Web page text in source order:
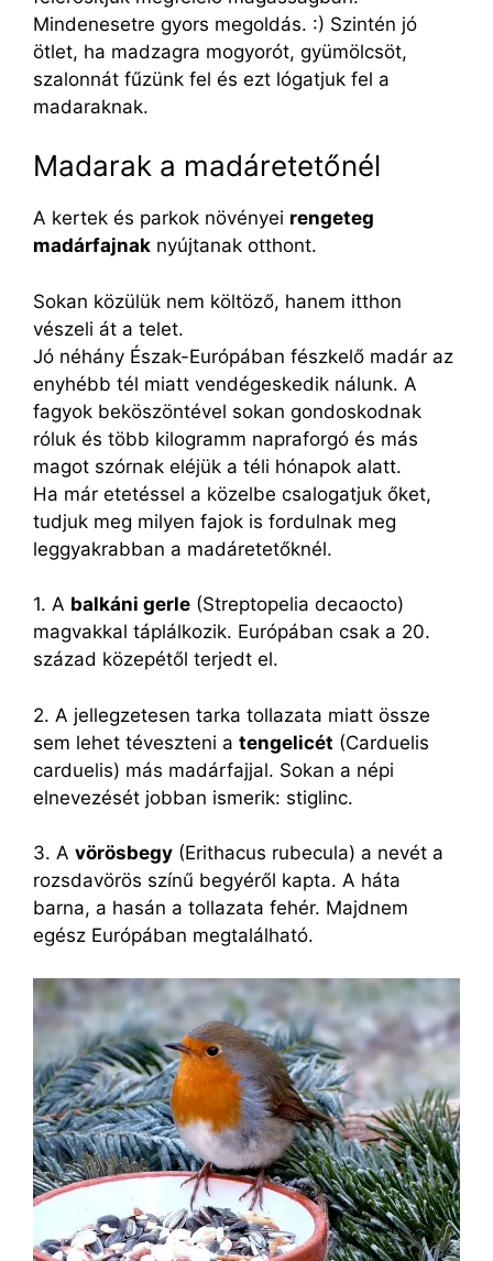
Mindenesetre gyors megoldás. :) Szintén jó
ötlet, ha madzagra mogyorót, gyümölcsöt,
szalonnát fűzünk fel és ezt lógatjuk fel a
madaraknak.
Madarak a madáretetőnél
A kertek és parkok növényei rengeteg
madárfajnak nyújtanak otthont.
Sokan közülük nem költöző, hanem itthon
vészeli át a telet.
Jó néhány Észak-Európában fészkelő madár az
enyhébb tél miatt vendégeskedik nálunk. A
fagyok beköszöntével sokan gondoskodnak
róluk és több kilogramm napraforgó és más
magot szórnak eléjük a téli hónapok alatt.
Ha már etetéssel a közelbe csalogatjuk őket,
tudjuk meg milyen fajok is fordulnak meg
leggyakrabban a madáretetőknél.
1. A balkáni gerle (Streptopelia decaocto)
magvakkal táplálkozik. Európában csak a 20.
század közepétől terjedt el.
2. A jellegzetesen tarka tollazata miatt össze
sem lehet téveszteni a tengelicét (Carduelis
carduelis) más madárfajjal. Sokan a népi
elnevezését jobban ismerik: stiglinc.
3. A vörösbegy (Erithacus rubecula) a nevét a
rozsdavörös színű begyéről kapta. A háta
barna, a hasán a tollazata fehér. Majdnem
egész Európában megtalálható.